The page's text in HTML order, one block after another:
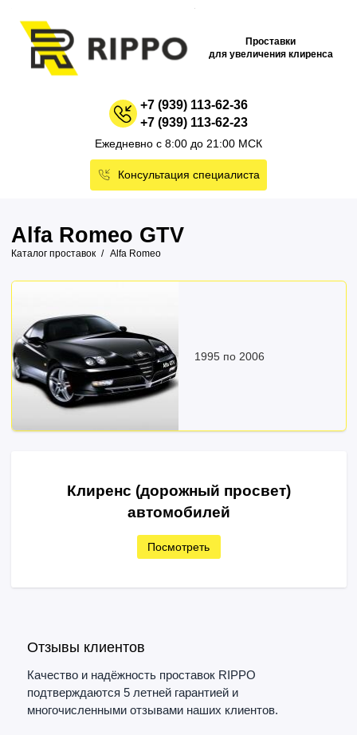
Проставки
для увеличения клиренса
+7 (939) 113-62-36
+7 (939) 113-62-23
Ежедневно с 8:00 до 21:00 МСК
Консультация специалиста
Alfa Romeo GTV
Каталог проставок Alfa Romeo
1995 по 2006
Клиренс (дорожный просвет)
автомобилей
Посмотреть
Отзывы клиентов
Качество и надёжность проставок RIPPO
подтверждаются 5 летней гарантией и
многочисленными отзывами наших клиентов.